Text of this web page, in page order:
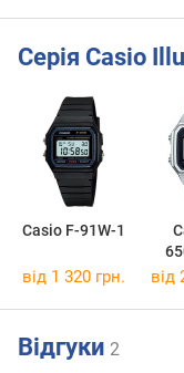
Серія Casio
Casio F-91W-1
від 1 320 грн. від
Відгуки 2